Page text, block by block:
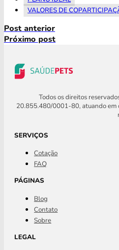
VALORES DE
Post anterior
Próximo post
Todos os direitos
20.855.480/0001-80, atuando em
SERVIÇOS
Cotação
FAQ
PÁGINAS
Blog
Contato
Sobre
LEGAL